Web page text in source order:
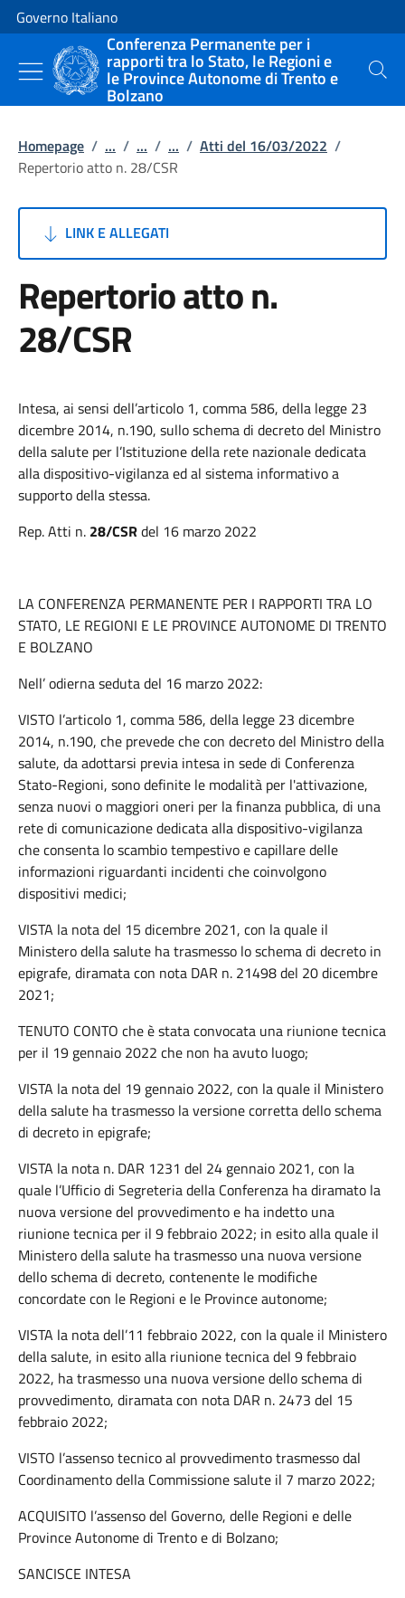
Vai al contenuto
Vai alla navigazione del sito
Governo Italiano
Conferenza Permanente per i
rapporti tra lo Stato, le Regioni e
le Province Autonome di Trento e
Bolzano
Cerca
Homepage / ... / ... / ... / Atti del 16/03/2022 /
Repertorio atto n. 28/CSR
LINK E ALLEGATI
Repertorio atto n.
28/CSR
Intesa, ai sensi dell’articolo 1, comma 586, della legge 23
dicembre 2014, n.190, sullo schema di decreto del Ministro
della salute per l’Istituzione della rete nazionale dedicata
alla dispositivo-vigilanza ed al sistema informativo a
supporto della stessa.
Rep. Atti n. 28/CSRdel 16 marzo 2022
LA CONFERENZA PERMANENTE PER I RAPPORTI TRA LO
STATO, LE REGIONI E LE PROVINCE AUTONOME DI TRENTO
E BOLZANO
Nell’ odierna seduta del 16 marzo 2022:
VISTO l’articolo 1, comma 586, della legge 23 dicembre
2014, n.190, che prevede che con decreto del Ministro della
salute, da adottarsi previa intesa in sede di Conferenza
Stato-Regioni, sono definite le modalità per l'attivazione,
senza nuovi o maggiori oneri per la finanza pubblica, di una
rete di comunicazione dedicata alla dispositivo-vigilanza
che consenta lo scambio tempestivo e capillare delle
informazioni riguardanti incidenti che coinvolgono
dispositivi medici;
VISTA la nota del 15 dicembre 2021, con la quale il
Ministero della salute ha trasmesso lo schema di decreto in
epigrafe, diramata con nota DAR n. 21498 del 20 dicembre
2021;
TENUTO CONTO che è stata convocata una riunione tecnica
per il 19 gennaio 2022 che non ha avuto luogo;
VISTA la nota del 19 gennaio 2022, con la quale il Ministero
della salute ha trasmesso la versione corretta dello schema
di decreto in epigrafe;
VISTA la nota n. DAR 1231 del 24 gennaio 2021, con la
quale l’Ufficio di Segreteria della Conferenza ha diramato la
nuova versione del provvedimento e ha indetto una
riunione tecnica per il 9 febbraio 2022; in esito alla quale il
Ministero della salute ha trasmesso una nuova versione
dello schema di decreto, contenente le modifiche
concordate con le Regioni e le Province autonome;
VISTA la nota dell’11 febbraio 2022, con la quale il Ministero
della salute, in esito alla riunione tecnica del 9 febbraio
2022, ha trasmesso una nuova versione dello schema di
provvedimento, diramata con nota DAR n. 2473 del 15
febbraio 2022;
VISTO l’assenso tecnico al provvedimento trasmesso dal
Coordinamento della Commissione salute il 7 marzo 2022;
ACQUISITO l’assenso del Governo, delle Regioni e delle
Province Autonome di Trento e di Bolzano;
SANCISCE INTESA